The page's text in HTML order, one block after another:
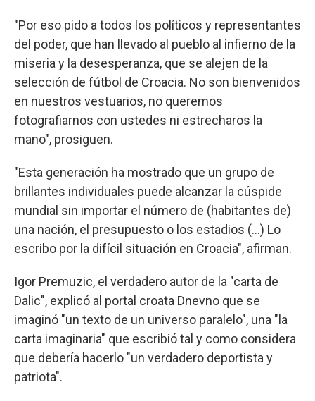
"Por eso pido a todos los políticos y representantes
del poder, que han llevado al pueblo al infierno de la
miseria y la desesperanza, que se alejen de la
selección de fútbol de Croacia. No son bienvenidos
en nuestros vestuarios, no queremos
fotografiarnos con ustedes ni estrecharos la
mano", prosiguen.
"Esta generación ha mostrado que un grupo de
brillantes individuales puede alcanzar la cúspide
mundial sin importar el número de (habitantes de)
una nación, el presupuesto o los estadios (...) Lo
escribo por la difícil situación en Croacia", afirman.
Igor Premuzic, el verdadero autor de la "carta de
Dalic", explicó al portal croata Dnevno que se
imaginó "un texto de un universo paralelo", una "la
carta imaginaria" que escribió tal y como considera
que debería hacerlo "un verdadero deportista y
patriota".